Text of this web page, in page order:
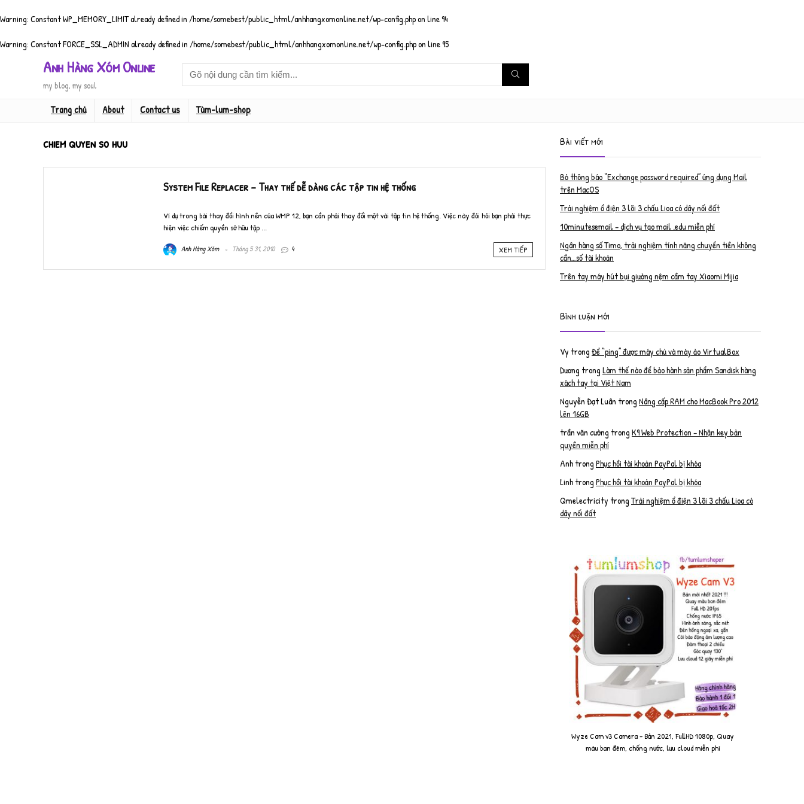
Warning: Constant WP_MEMORY_LIMIT already defined in/home/somebest/public_html/anhhangxomonline.net/wp-config.phpon line94
Warning: Constant FORCE_SSL_ADMIN already defined in/home/somebest/public_html/anhhangxomonline.net/wp-config.phpon line95
Anh Hàng Xóm Online
my blog, my soul
Trang chủ About Contact us Tùm-lum-shop
chiem quyen so huu
System File Replacer – Thay thế dễ dàng các tập tin hệ thống
Ví dụ trong bài thay đổi hình nền của WMP 12, bạn cần phải thay đổi một vài tập tin hệ thống. Việc này đỏi hỏi bạn phải thực
hiện việc chiếm quyền sở hữu tập ...
Anh Hàng Xóm Tháng 5 31, 2010 4 XEM TIẾP
Bài viết mới
Bỏ thông báo “Exchange password required” ứng dụng Mail
trên MacOS
Trải nghiệm ổ điện 3 lõi 3 chấu Lioa có dây nối đất
10minutesemail – dịch vụ tạo mail .edu miễn phí
Ngân hàng số Timo, trải nghiệm tính năng chuyển tiền không
cần…số tài khoản
Trên tay máy hút bụi giường nệm cầm tay Xiaomi Mijia
Bình luận mới
Vy trongĐể “ping” được máy chủ và máy ảo VirtualBox
Dương trongLàm thế nào để bảo hành sản phẩm Sandisk hàng
xách tay tại Việt Nam
Nguyễn Đạt Luân trongNâng cấp RAM cho MacBook Pro 2012
lên 16GB
trần văn cường trongK9 Web Protection – Nhận key bản
quyền miễn phí
AnhtrongPhục hồi tài khoản PayPal bị khóa
LinhtrongPhục hồi tài khoản PayPal bị khóa
Qmelectricity trongTrải nghiệm ổ điện 3 lõi 3 chấu Lioa có
dây nối đất
Wyze Cam v3 Camera - Bản 2021, FullHD 1080p, Quay
màu ban đêm, chống nước, lưu cloud miễn phí